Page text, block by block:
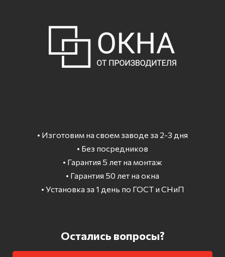
• Изготовим на своем заводе за 2-3 дня
• Без посредников
• Гарантия 5 лет на монтаж
• Гарантия 50 лет на окна
• Установка за 1 день по ГОСТ и СНиП
Остались вопросы?